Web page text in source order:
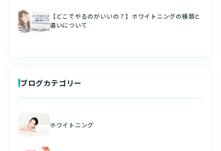
【どこでやるのがいいの？】ホワイトニングの種類と
違いについて
ブログカテゴリー
ホワイトニング